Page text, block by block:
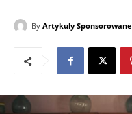
By Artykuly Sponsorowane